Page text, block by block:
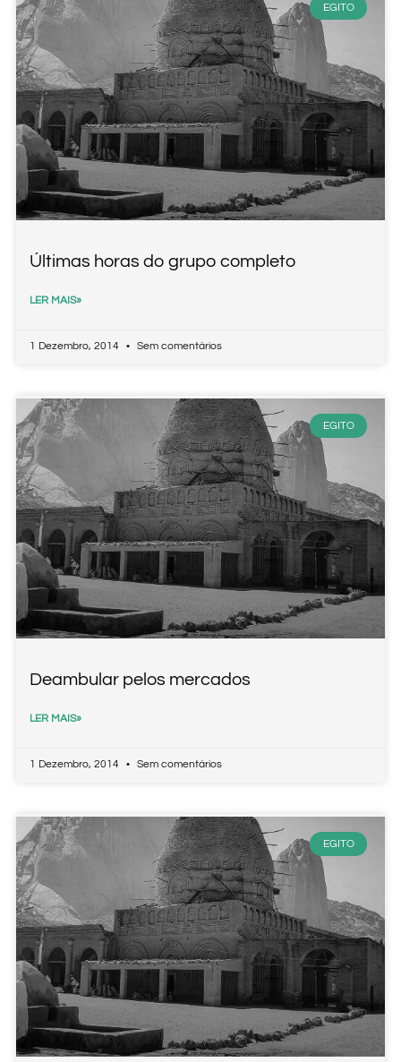
EGITO
Últimas horas do grupo completo
LER MAIS»
1 Dezembro, 2014 Sem comentários
EGITO
Deambular pelos mercados
LER MAIS»
1 Dezembro, 2014 Sem comentários
EGITO